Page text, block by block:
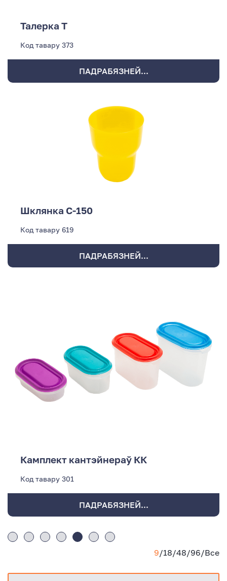
Талерка Т
Код тавару 373
ПАДРАБЯЗНЕЙ...
Шклянка С-150
Код тавару 619
ПАДРАБЯЗНЕЙ...
Камплект кантэйнераў КК
Код тавару 301
ПАДРАБЯЗНЕЙ...
9/18/48/96/Все